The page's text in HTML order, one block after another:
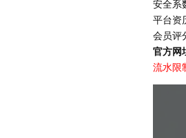
安全系
平台资
会员评
官方网
流水限